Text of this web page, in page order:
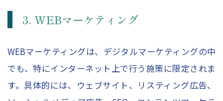
3. WEBマーケティング
WEBマーケティングは、デジタルマーケティングの中
でも、特にインターネット上で行う施策に限定されま
す。具体的には、ウェブサイト、リスティング広告、